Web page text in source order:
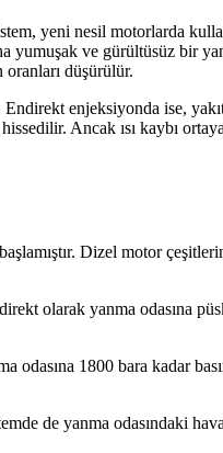
yeni nesil motorlarda
yumuşak ve gürültüsüz bir
oranları düşürülür.
enjeksiyonda ise,
Ancak ısı kaybı
Dizel motor
olarak yanma odasına
1800 bara kadar
yanma odasındaki hava-